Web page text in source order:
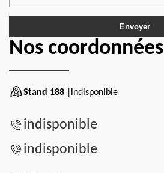
Nos coordonnées
Stand 188 |indisponible
indisponible
indisponible